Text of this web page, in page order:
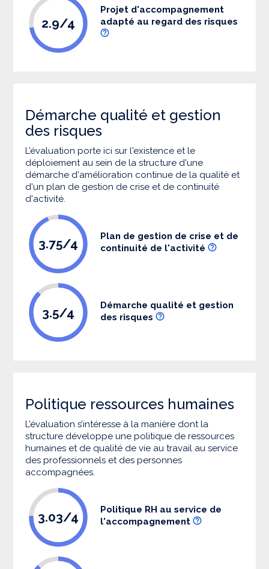
2.9/4
Projet d'accompagnement
adapté au regard des risques
Démarche qualité et gestion
des risques
L’évaluation porte ici sur l'existence et le
déploiement au sein de la structure d'une
démarche d'amélioration continue de la qualité et
d'un plan de gestion de crise et de continuité
d'activité.
3.75/4
Plan de gestion de crise et de
continuité de l'activité
3.5/4
Démarche qualité et gestion
des risques
Politique ressources humaines
L’évaluation s’intéresse à la manière dont la
structure développe une politique de ressources
humaines et de qualité de vie au travail au service
des professionnels et des personnes
accompagnées.
3.03/4
Politique RH au service de
l'accompagnement